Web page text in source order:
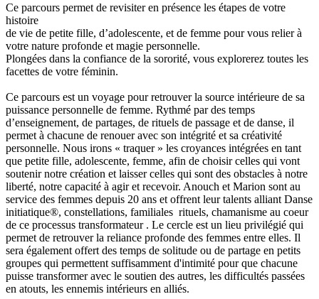
Ce parcours permet de revisiter en présence les étapes de votre
histoire
de vie de petite fille, d’adolescente, et de femme pour vous relier à
votre nature profonde et magie personnelle.
Plongées dans la confiance de la sororité, vous explorerez toutes les
facettes de votre féminin.
Ce parcours est un voyage pour retrouver la source intérieure de sa
puissance personnelle de femme. Rythmé par des temps
d’enseignement, de partages, de rituels de passage et de danse, il
permet à chacune de renouer avec son intégrité et sa créativité
personnelle. Nous irons « traquer » les croyances intégrées en tant
que petite fille, adolescente, femme, afin de choisir celles qui vont
soutenir notre création et laisser celles qui sont des obstacles à notre
liberté, notre capacité à agir et recevoir. Anouch et Marion sont au
service des femmes depuis 20 ans et offrent leur talents alliant Danse
initiatique®, constellations, familiales rituels, chamanisme au coeur
de ce processus transformateur . Le cercle est un lieu privilégié qui
permet de retrouver la reliance profonde des femmes entre elles. Il
sera également offert des temps de solitude ou de partage en petits
groupes qui permettent suffisamment d'intimité pour que chacune
puisse transformer avec le soutien des autres, les difficultés passées
en atouts, les ennemis intérieurs en alliés.